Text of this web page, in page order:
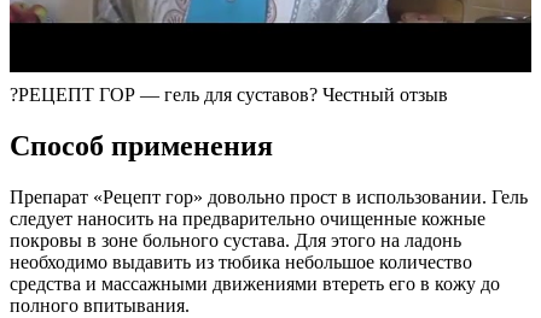
?РЕЦЕПТ ГОР — гель для суставов? Честный отзыв
Способ применения
Препарат «Рецепт гор» довольно прост в использовании. Гель
следует наносить на предварительно очищенные кожные
покровы в зоне больного сустава. Для этого на ладонь
необходимо выдавить из тюбика небольшое количество
средства и массажными движениями втереть его в кожу до
полного впитывания.